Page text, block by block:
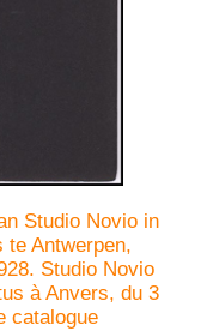
Studio Novio in
te Antwerpen,
Studio Novio
à Anvers, du 3
catalogue